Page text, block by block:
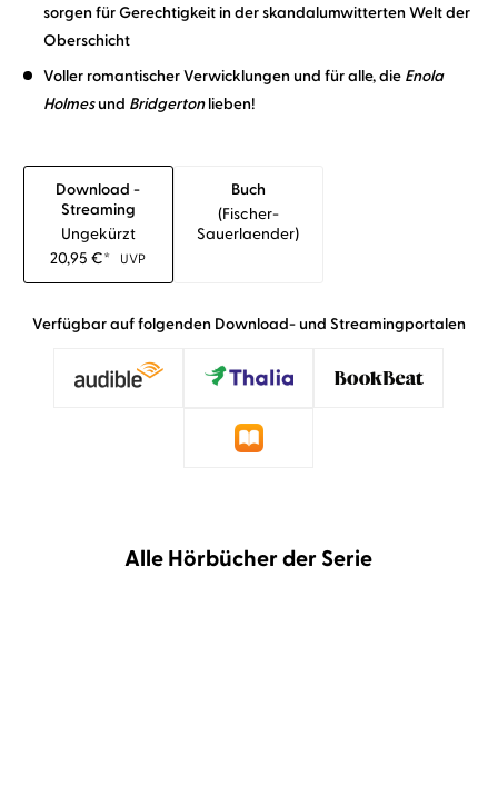
sorgen für Gerechtigkeit in der skandalumwitterten Welt der
Oberschicht
Voller romantischer Verwicklungen und für alle, die Enola
Holmesund Bridgertonlieben!
Download -
Streaming
Ungekürzt
20,95€* UVP
Buch
(fischer-
Sauerlaender)
Verfügbar auf folgenden Download- und Streamingportalen
Alle Hörbücher der Serie